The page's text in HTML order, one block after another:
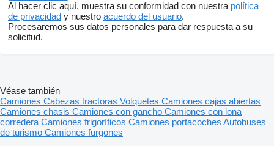
Al hacer clic aquí, muestra su conformidad con nuestra política
de privacidad y nuestro acuerdo del usuario.
Procesaremos sus datos personales para dar respuesta a su
solicitud.
Véase también
Camiones Cabezas tractoras Volquetes Camiones cajas abiertas
Camiones chasis Camiones con gancho Camiones con lona
corredera Camiones frigoríficos Camiones portacoches Autobuses
de turismo Camiones furgones